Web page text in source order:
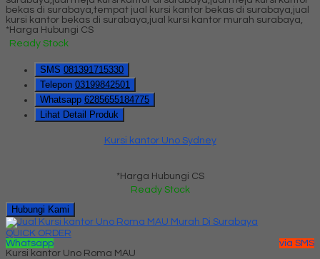
*Harga Hubungi CS
Ready Stock
SMS 081391715330
Telepon 03199842501
Whatsapp 6285655184775
Lihat Detail Produk
Kursi kantor Uno Sydney
*Harga Hubungi CS
Ready Stock
Hubungi Kami
QUICK ORDER
Whatsapp
via SMS
Kursi kantor Uno Roma MAU